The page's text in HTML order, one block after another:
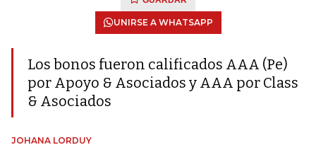
UNIRSE A WHATSAPP
Los bonos fueron calificados AAA (Pe)
por Apoyo & Asociados y AAA por Class
& Asociados
JOHANA LORDUY